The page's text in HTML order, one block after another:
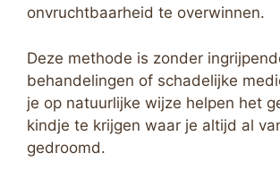
onvruchtbaarheid te overwinnen.
Deze methode is zonder
behandelingen of schadelijke
je op natuurlijke wijze helpen het
kindje te krijgen waar je altijd al
gedroomd.